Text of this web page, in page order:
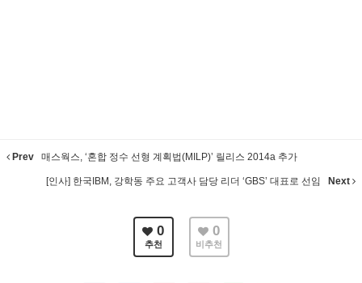
Prev 매스웍스, ‘혼합 정수 선형 계획법(MILP)’ 릴리스 2014a 추가
[인사] 한국IBM, 강학동 주요 고객사 담당 리더 ‘GBS’ 대표로 선임 Next
0
추천
0
비추천